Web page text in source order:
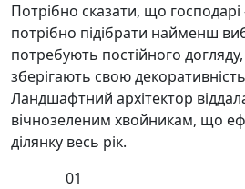
Потрібно сказати, що
потрібно підібрати найменш
потребують постійного
зберігають свою
Ландшафтний архітектор
вічнозеленим хвойникам, що
ділянку весь рік.
01